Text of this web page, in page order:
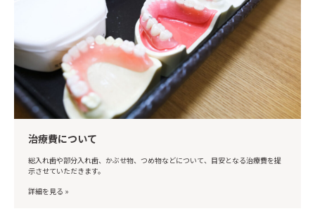
治療費について
総入れ歯や部分入れ歯、かぶせ物、つめ物などについて、目安となる治療費を提
示させていただきます。
詳細を見る »